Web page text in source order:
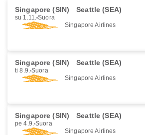
Singapore (SIN) Seattle (SEA)
su 1.11. Suora
Singapore Airlines
Singapore (SIN) Seattle (SEA)
ti 8.9. Suora
Singapore Airlines
Singapore (SIN) Seattle (SEA)
pe 4.9. Suora
Singapore Airlines